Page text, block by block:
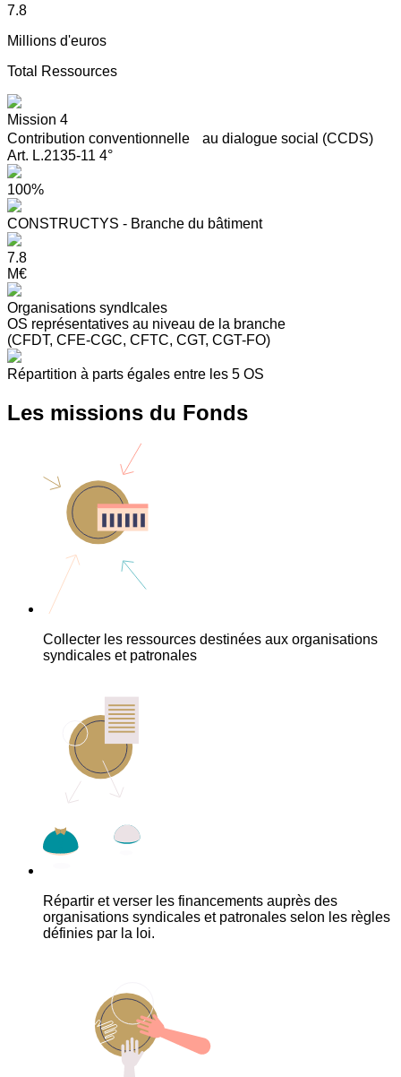
7.8
Millions d'euros
Total Ressources
Mission 4
Contribution conventionnelle au dialogue social (CCDS)
Art. L.2135-11 4°
100%
CONSTRUCTYS - Branche du bâtiment
7.8
M€
Organisations syndIcales
OS représentatives au niveau de la branche
(CFDT, CFE-CGC, CFTC, CGT, CGT-FO)
Répartition à parts égales entre les 5 OS
Les missions du Fonds
Collecter les ressources destinées aux organisations
syndicales et patronales
Répartir et verser les financements auprès des
organisations syndicales et patronales selon les règles
définies par la loi.